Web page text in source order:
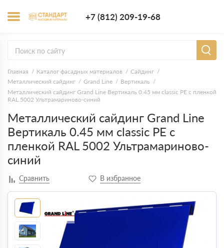
+7 (812) 209-19-68
Главная Каталог фасадных материалов
Сайдинг
Металлический сайдинг
Grand Line
Вертикаль
Металлический сайдинг Grand Line Вертикаль 0.45 мм classic PE с пленкой
RAL 5002 Ультрамариново-синий
Металлический сайдинг Grand Line
Вертикаль 0.45 мм classic PE с
пленкой RAL 5002 Ультрамариново-
синий